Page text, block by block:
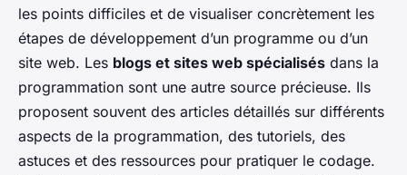
les points difficiles et de visualiser concrètement les
étapes de développement d’un programme ou d’un
site web. Les blogs et sites web spécialisés dans la
programmation sont une autre source précieuse. Ils
proposent souvent des articles détaillés sur différents
aspects de la programmation, des tutoriels, des
astuces et des ressources pour pratiquer le codage.